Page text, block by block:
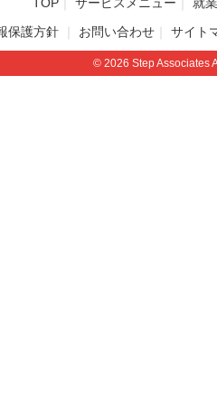
保護方針
お問い合わせ サイト
© 2026 Step Associates